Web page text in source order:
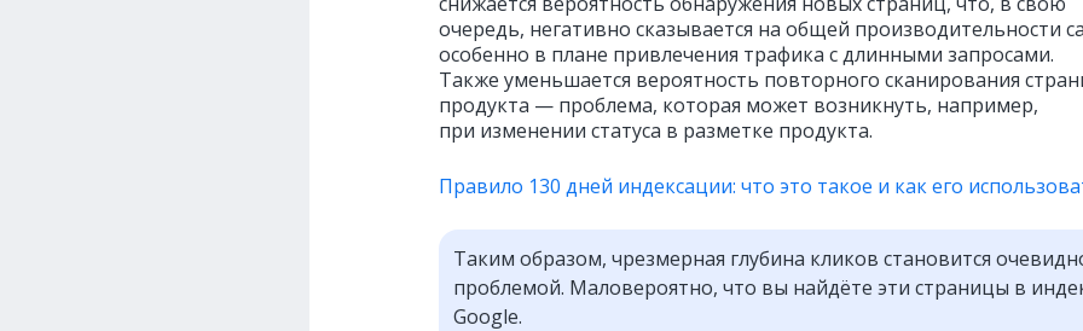
очередь, негативно сказывается на общей производительности
особенно в плане привлечения трафика с длинными запросами.
Также уменьшается вероятность повторного сканирования
продукта — проблема, которая может возникнуть, например,
при изменении статуса в разметке продукта.
Правило 130 дней индексации: что это такое и как его
Таким образом, чрезмерная глубина кликов становится
проблемой. Маловероятно, что вы найдёте эти страницы в
Google.